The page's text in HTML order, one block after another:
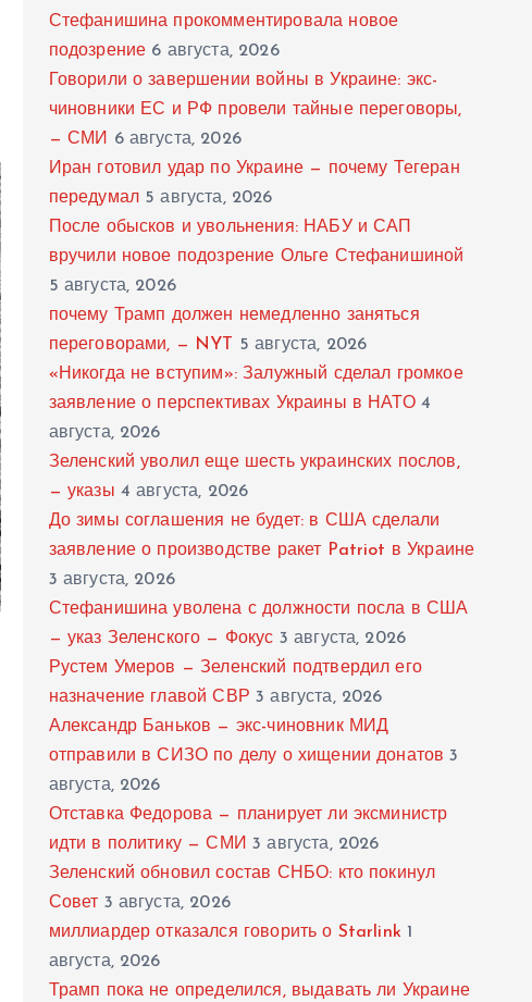
Стефанишина прокомментировала новое
подозрение 6 августа, 2026
Говорили о завершении войны в Украине: экс-
чиновники ЕС и РФ провели тайные переговоры,
— СМИ 6 августа, 2026
Иран готовил удар по Украине — почему Тегеран
передумал 5 августа, 2026
После обысков и увольнения: НАБУ и САП
вручили новое подозрение Ольге Стефанишиной
5 августа, 2026
почему Трамп должен немедленно заняться
переговорами, — NYT
5 августа, 2026
«Никогда не вступим»: Залужный сделал громкое
заявление о перспективах Украины в НАТО 4
августа, 2026
Зеленский уволил еще шесть украинских послов,
— указы 4 августа, 2026
До зимы соглашения не будет: в США сделали
заявление о производстве ракет Patriot в Украине
3 августа, 2026
Стефанишина уволена с должности посла в США
— указ Зеленского — Фокус 3 августа, 2026
Рустем Умеров — Зеленский подтвердил его
назначение главой СВР 3 августа, 2026
Александр Баньков — экс-чиновник МИД
отправили в СИЗО по делу о хищении донатов 3
августа, 2026
Отставка Федорова — планирует ли эксминистр
идти в политику — СМИ 3 августа, 2026
Зеленский обновил состав СНБО: кто покинул
Совет 3 августа, 2026
миллиардер отказался говорить о Starlink 1
августа, 2026
Трамп пока не определился, выдавать ли Украине